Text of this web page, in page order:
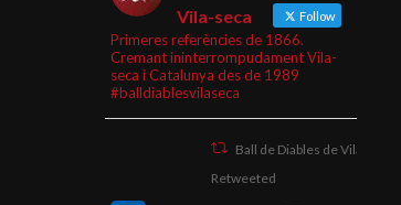
Vila-seca
Follow
Primeres referències de 1866.
Cremant ininterrompudament Vila-
seca i Catalunya des de 1989
#balldiablesvilaseca
Ball de Diables de Vila-seca
Retweeted